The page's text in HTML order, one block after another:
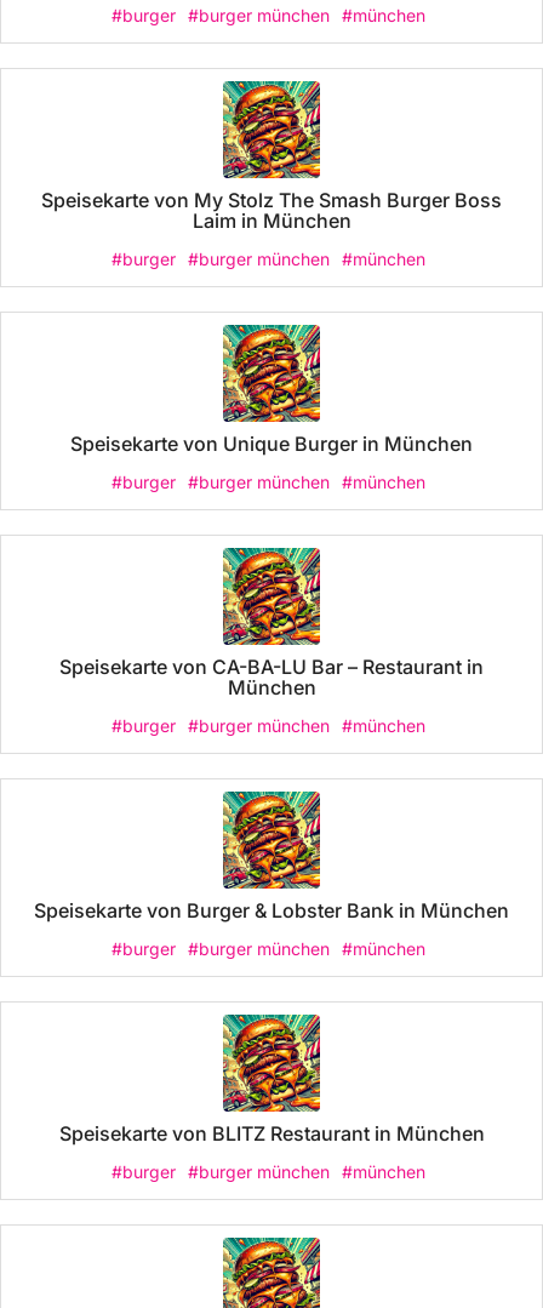
#burger #burger münchen #münchen
Speisekarte von My Stolz The Smash Burger Boss
Laim in München
#burger #burger münchen #münchen
Speisekarte von Unique Burger in München
#burger #burger münchen #münchen
Speisekarte von CA-BA-LU Bar – Restaurant in
München
#burger #burger münchen #münchen
Speisekarte von Burger & Lobster Bank in München
#burger #burger münchen #münchen
Speisekarte von BLITZ Restaurant in München
#burger #burger münchen #münchen